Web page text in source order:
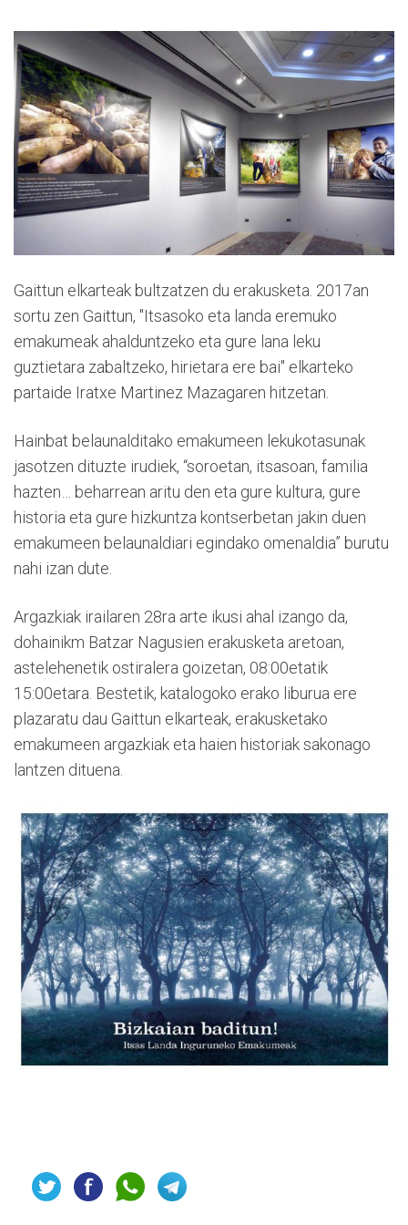
Gaittun elkarteak bultzatzen du erakusketa. 2017an
sortu zen Gaittun, "Itsasoko eta landa eremuko
emakumeak ahalduntzeko eta gure lana leku
guztietara zabaltzeko, hirietara ere bai" elkarteko
partaide Iratxe Martinez Mazagaren hitzetan.
Hainbat belaunalditako emakumeen lekukotasunak
jasotzen dituzte irudiek, “soroetan, itsasoan, familia
hazten… beharrean aritu den eta gure kultura, gure
historia eta gure hizkuntza kontserbetan jakin duen
emakumeen belaunaldiari egindako omenaldia” burutu
nahi izan dute.
Argazkiak irailaren 28ra arte ikusi ahal izango da,
dohainikm Batzar Nagusien erakusketa aretoan,
astelehenetik ostiralera goizetan, 08:00etatik
15:00etara. Bestetik, katalogoko erako liburua ere
plazaratu dau Gaittun elkarteak, erakusketako
emakumeen argazkiak eta haien historiak sakonago
lantzen dituena.